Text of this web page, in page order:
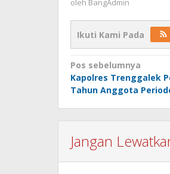
oleh BangAdmin
Ikuti Kami Pada
Navigasi
pos
Pos sebelumnya
Kapolres Trenggalek
Tahun Anggota
Jangan